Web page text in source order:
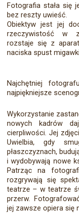
Fotografia stała się
bez reszty uwieść.
Obiektyw jest jej
rzeczywistość w
rozstaje się z
naciska
Najchętniej
najpiękniejsze
Wykorzystanie
nowych kadrów
cierpliwości. Jej
Uwielbia, gdy
płaszczyznach,
i wydobywają nowe
Patrząc na
rozgrywają się
teatrze – w teatrze
przerw.
jej zawsze opiera się